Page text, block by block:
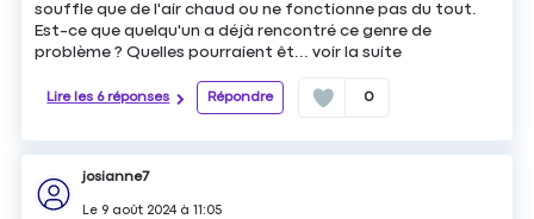
souffle que de l'air chaud ou ne fonctionne pas du tout.
Est-ce que quelqu'un a déjà rencontré ce genre de
problème ? Quelles pourraient êt...voir la suite
Lire les 6 réponses Répondre 0
josianne7
Le 9 août 2024à11:05